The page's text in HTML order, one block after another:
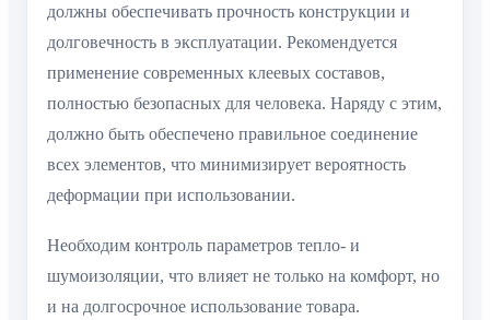
должны обеспечивать прочность конструкции и
долговечность в эксплуатации. Рекомендуется
применение современных клеевых составов,
полностью безопасных для человека. Наряду с этим,
должно быть обеспечено правильное соединение
всех элементов, что минимизирует вероятность
деформации при использовании.
Необходим контроль параметров тепло- и
шумоизоляции, что влияет не только на комфорт, но
и на долгосрочное использование товара.